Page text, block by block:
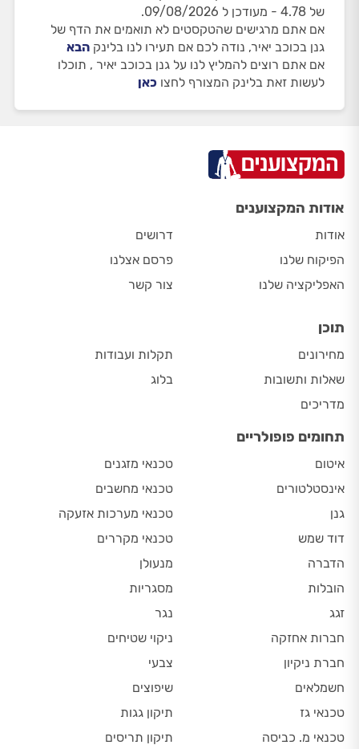
של 4.78 - מעודכן ל 09/08/2026.
אם אתם מרגישים שהטקסטים לא תואמים את הדף של
גנן בכוכב יאיר, נודה לכם אם תעירו לנו בלינק הבא
אם אתם רוצים להמליץ לנו על גנן בכוכב יאיר , תוכלו
לעשות זאת בלינק המצורף לחצו כאן
אודות המקצוענים
אודות
הפיקוח שלנו
האפליקציה שלנו
דרושים
פרסם אצלנו
צור קשר
תוכן
מחירונים
שאלות ותשובות
מדריכים
תקלות ועבודות
בלוג
תחומים פופולריים
איטום
אינסטלטורים
גנן
דוד שמש
הדברה
הובלות
זגג
חברות אחזקה
חברת ניקיון
חשמלאים
טכנאי גז
טכנאי מ. כביסה
טכנאי מזגנים
טכנאי מחשבים
טכנאי מערכות אזעקה
טכנאי מקררים
מנעולן
מסגריות
נגר
ניקוי שטיחים
צבעי
שיפוצים
תיקון גגות
תיקון תריסים